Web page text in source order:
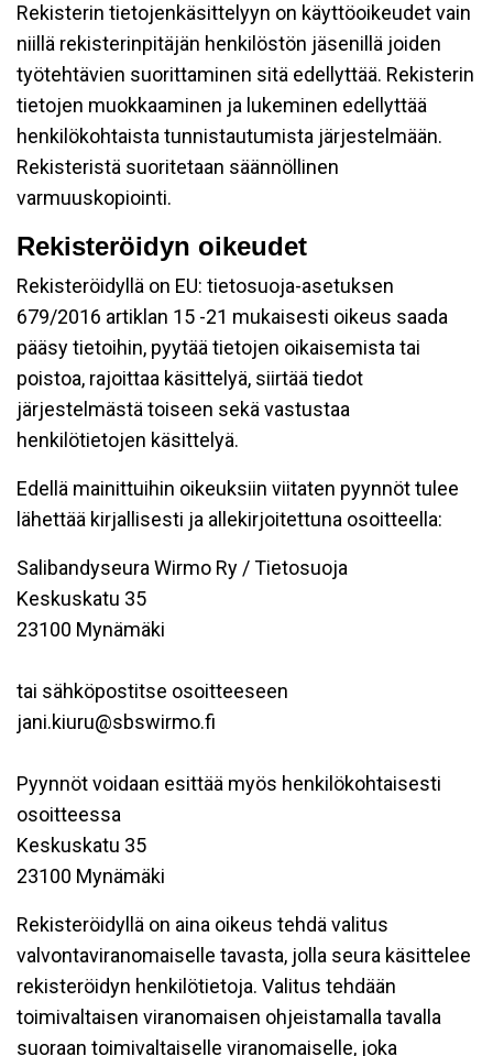
Rekisterin tietojenkäsittelyyn on käyttöoikeudet vain
niillä rekisterinpitäjän henkilöstön jäsenillä joiden
työtehtävien suorittaminen sitä edellyttää. Rekisterin
tietojen muokkaaminen ja lukeminen edellyttää
henkilökohtaista tunnistautumista järjestelmään.
Rekisteristä suoritetaan säännöllinen
varmuuskopiointi.
Rekisteröidyn oikeudet
Rekisteröidyllä on EU: tietosuoja-asetuksen
679/2016 artiklan 15 -21 mukaisesti oikeus saada
pääsy tietoihin, pyytää tietojen oikaisemista tai
poistoa, rajoittaa käsittelyä, siirtää tiedot
järjestelmästä toiseen sekä vastustaa
henkilötietojen käsittelyä.
Edellä mainittuihin oikeuksiin viitaten pyynnöt tulee
lähettää kirjallisesti ja allekirjoitettuna osoitteella:
Salibandyseura Wirmo Ry / Tietosuoja
Keskuskatu 35
23100 Mynämäki
tai sähköpostitse osoitteeseen
jani.kiuru@sbswirmo.fi
Pyynnöt voidaan esittää myös henkilökohtaisesti
osoitteessa
Keskuskatu 35
23100 Mynämäki
Rekisteröidyllä on aina oikeus tehdä valitus
valvontaviranomaiselle tavasta, jolla seura käsittelee
rekisteröidyn henkilötietoja. Valitus tehdään
toimivaltaisen viranomaisen ohjeistamalla tavalla
suoraan toimivaltaiselle viranomaiselle, joka